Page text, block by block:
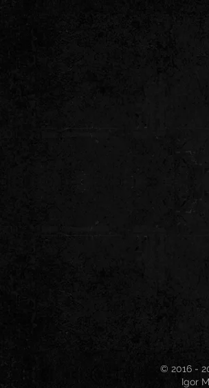
© 2016 -
Igor